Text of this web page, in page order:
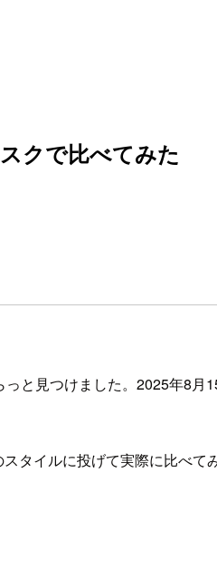
クで比べてみた
と見つけました。2025年8
タイルに投げて実際に比べて